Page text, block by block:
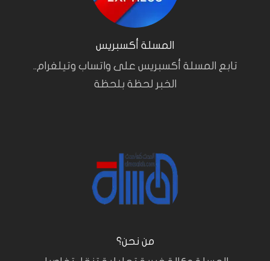
المسلة أكسبريس
تابع المسلة أكسبريس على واتساب وتيلغرام..
الخبر لحظة بلحظة
من نحن؟